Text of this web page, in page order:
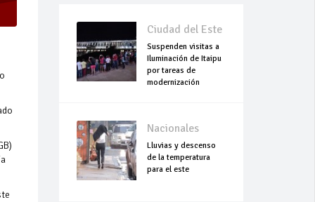
Ciudad del Este
Suspenden visitas a
Iluminación de Itaipu
por tareas de
modernización
Nacionales
Lluvias y descenso
de la temperatura
para el este